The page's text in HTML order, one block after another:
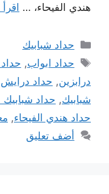
هندي الفيحاء، …
التصنيفات
حداد شبابيك
الوسوم
حداد ابواب, حداد
درابزين, حداد درايش
شبابيك, حداد شبابيك
حداد هندي الفيحاء,
أضف تعليق